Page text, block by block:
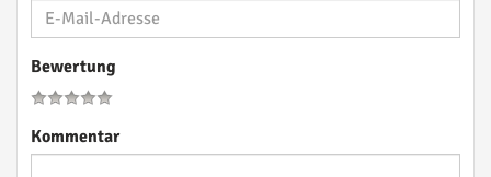
Bewertung
Kommentar